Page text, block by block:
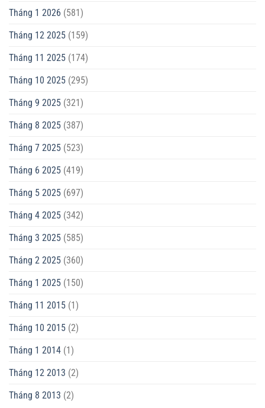
Tháng 1 2026 (581)
Tháng 12 2025 (159)
Tháng 11 2025 (174)
Tháng 10 2025 (295)
Tháng 9 2025 (321)
Tháng 8 2025 (387)
Tháng 7 2025 (523)
Tháng 6 2025 (419)
Tháng 5 2025 (697)
Tháng 4 2025 (342)
Tháng 3 2025 (585)
Tháng 2 2025 (360)
Tháng 1 2025 (150)
Tháng 11 2015 (1)
Tháng 10 2015 (2)
Tháng 1 2014 (1)
Tháng 12 2013 (2)
Tháng 8 2013 (2)